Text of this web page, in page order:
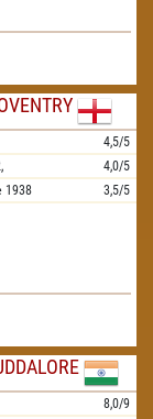
4,5/5
4,0/5
1938 3,5/5
8,0/9